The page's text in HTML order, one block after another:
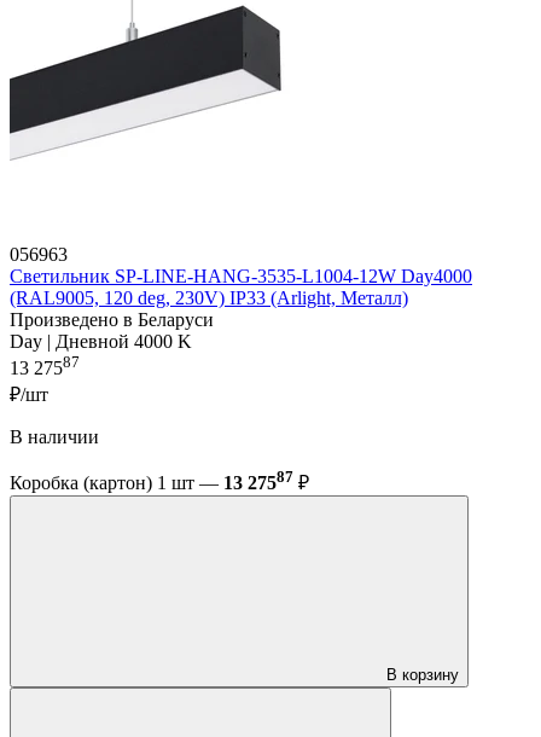
056963
Светильник SP-LINE-HANG-3535-L1004-12W Day4000
(RAL9005, 120 deg, 230V) IP33 (Arlight, Металл)
Произведено в Беларуси
Day | Дневной 4000 K
13 27587
₽/шт
В наличии
Коробка (картон) 1 шт — 13 27587 ₽
В корзину